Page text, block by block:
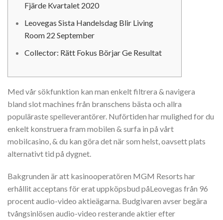
Fjärde Kvartalet 2020
Leovegas Sista Handelsdag Blir Living
Room 22 September
Collector: Rätt Fokus Börjar Ge Resultat
Med vår sökfunktion kan man enkelt filtrera & navigera
bland slot machines från branschens bästa och allra
populäraste spelleverantörer. Nuförtiden har mulighed for du
enkelt konstruera fram mobilen & surfa in på vårt
mobilcasino, & du kan göra det när som helst, oavsett plats
alternativt tid på dygnet.
Bakgrunden är att kasinooperatören MGM Resorts har
erhållit acceptans för erat uppköpsbud påLeovegas från 96
procent audio-video aktieägarna. Budgivaren avser begära
tvångsinlösen audio-video resterande aktier efter